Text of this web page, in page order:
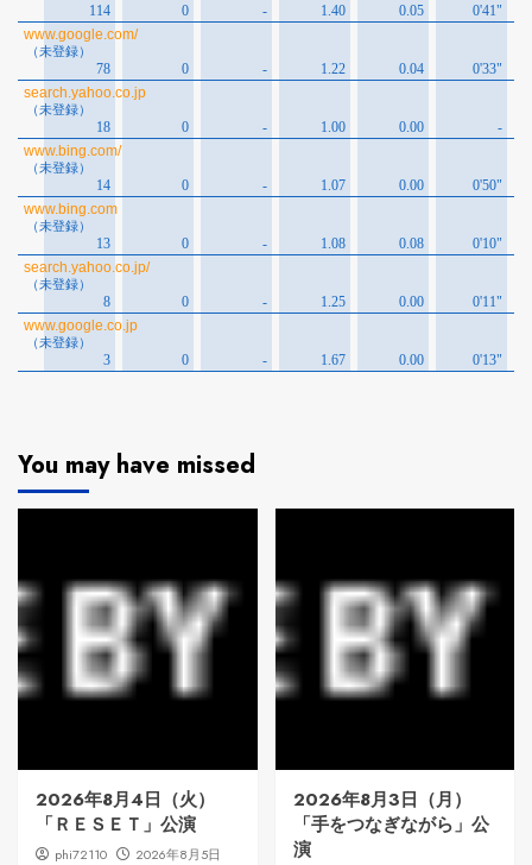
You may have missed
2026年8月4日（火）
「ＲＥＳＥＴ」公演
phi72110
2026年8月5日
2026年8月3日（月）
「手をつなぎながら」公
演